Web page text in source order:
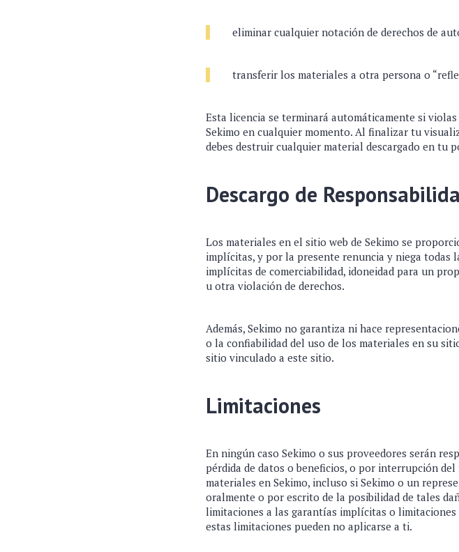
eliminar cualquier notación de derechos de
transferir los materiales a otra persona o
Esta licencia se terminará automáticamente si
Sekimo en cualquier momento. Al finalizar tu
debes destruir cualquier material descargado en tu
Descargo de
Los materiales en el sitio web de Sekimo se
implícitas, y por la presente renuncia y niega todas
implícitas de comerciabilidad, idoneidad para un
u otra violación de derechos.
Además, Sekimo no garantiza ni hace
o la confiabilidad del uso de los materiales en su
sitio vinculado a este sitio.
Limitaciones
En ningún caso Sekimo o sus proveedores serán
pérdida de datos o beneficios, o por interrupción
materiales en Sekimo, incluso si Sekimo o un
oralmente o por escrito de la posibilidad de tales
limitaciones a las garantías implícitas o
estas limitaciones pueden no aplicarse a ti.